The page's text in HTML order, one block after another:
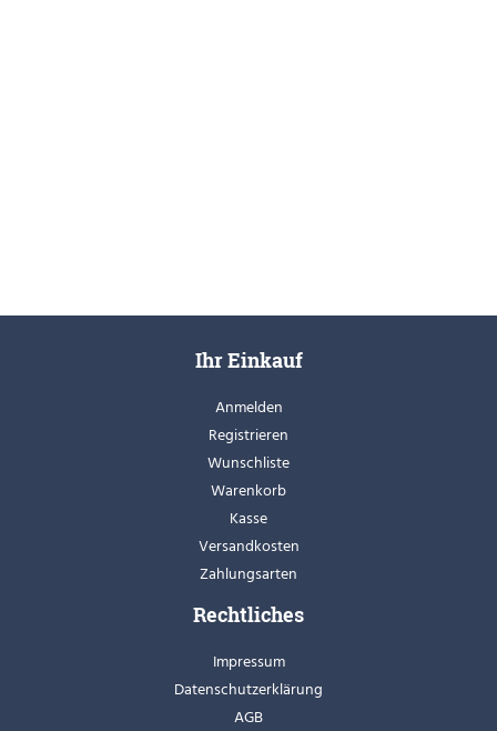
Ihr Einkauf
Anmelden
Registrieren
Wunschliste
Warenkorb
Kasse
Versandkosten
Zahlungsarten
Rechtliches
Impressum
Datenschutzerklärung
AGB